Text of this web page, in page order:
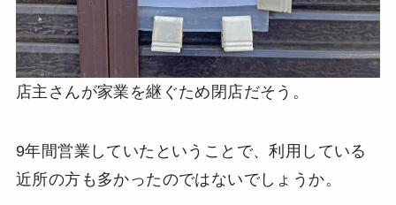
店主さんが家業を継ぐため閉店だそう。
9年間営業していたということで、利用している
近所の方も多かったのではないでしょうか。